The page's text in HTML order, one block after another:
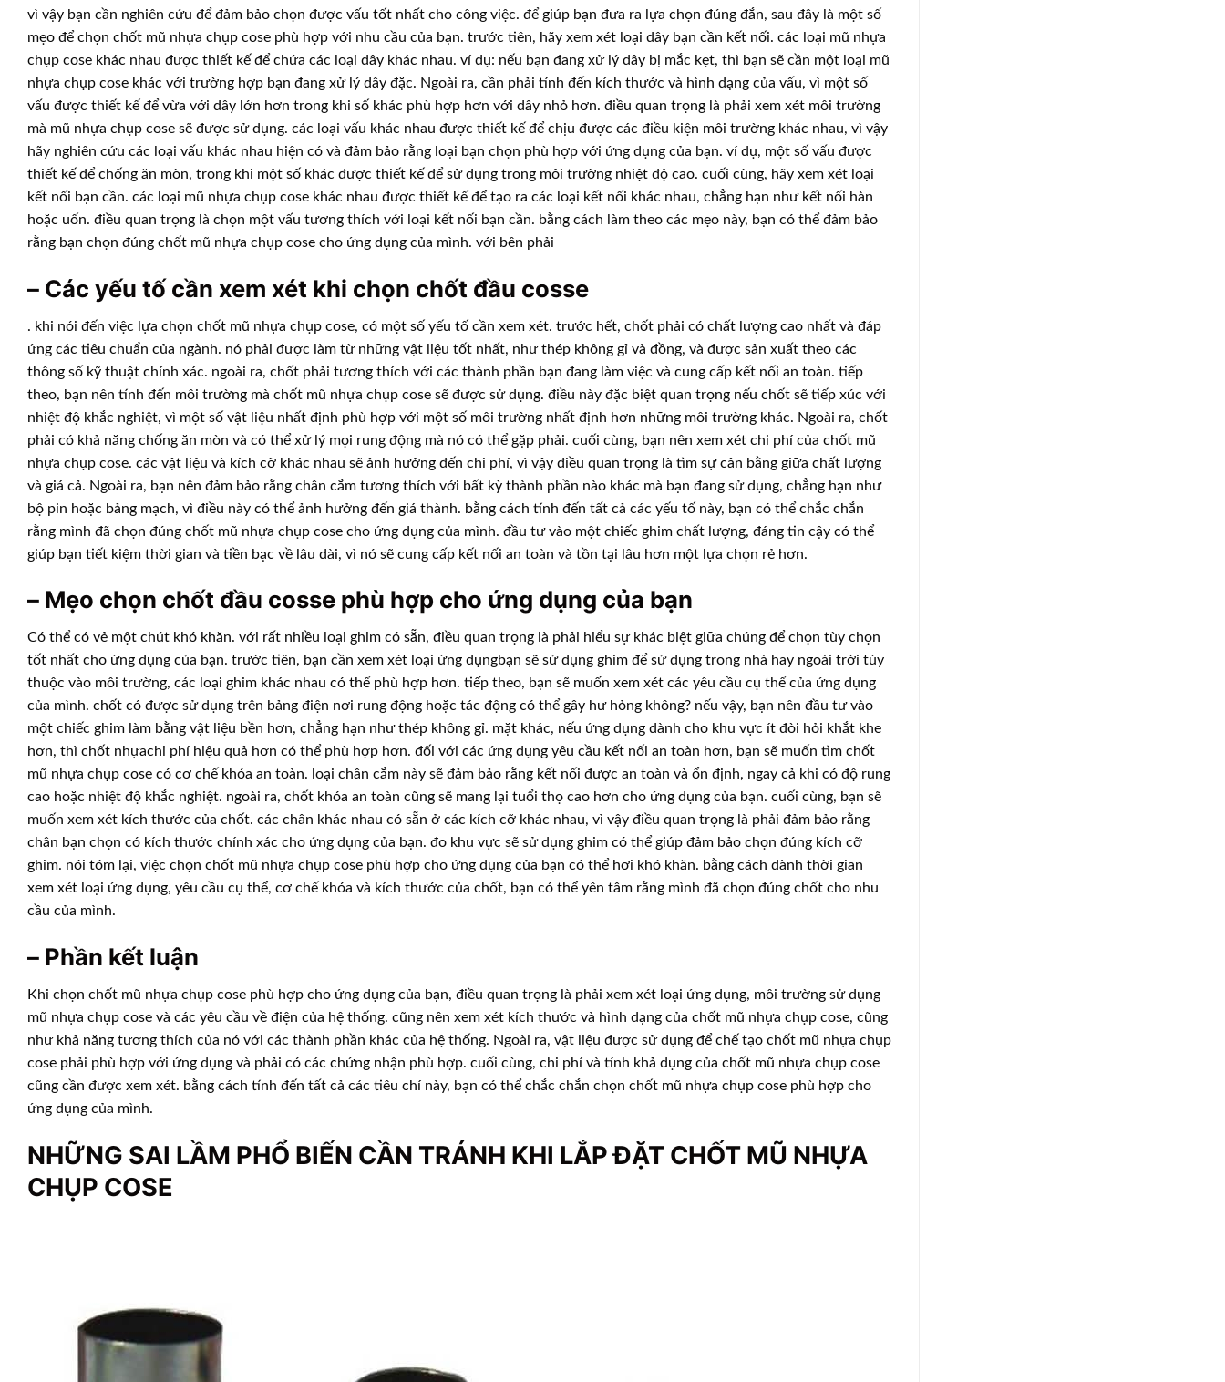
vì vậy bạn cần nghiên cứu để đảm bảo chọn được vấu tốt nhất cho công việc. để giúp bạn đưa ra lựa chọn đúng đắn, sau đây là một số
mẹo để chọn chốt mũ nhựa chụp cose phù hợp với nhu cầu của bạn. trước tiên, hãy xem xét loại dây bạn cần kết nối. các loại mũ nhựa
chụp cose khác nhau được thiết kế để chứa các loại dây khác nhau. ví dụ: nếu bạn đang xử lý dây bị mắc kẹt, thì bạn sẽ cần một loại mũ
nhựa chụp cose khác với trường hợp bạn đang xử lý dây đặc. Ngoài ra, cần phải tính đến kích thước và hình dạng của vấu, vì một số
vấu được thiết kế để vừa với dây lớn hơn trong khi số khác phù hợp hơn với dây nhỏ hơn. điều quan trọng là phải xem xét môi trường
mà mũ nhựa chụp cose sẽ được sử dụng. các loại vấu khác nhau được thiết kế để chịu được các điều kiện môi trường khác nhau, vì vậy
hãy nghiên cứu các loại vấu khác nhau hiện có và đảm bảo rằng loại bạn chọn phù hợp với ứng dụng của bạn. ví dụ, một số vấu được
thiết kế để chống ăn mòn, trong khi một số khác được thiết kế để sử dụng trong môi trường nhiệt độ cao. cuối cùng, hãy xem xét loại
kết nối bạn cần. các loại mũ nhựa chụp cose khác nhau được thiết kế để tạo ra các loại kết nối khác nhau, chẳng hạn như kết nối hàn
hoặc uốn. điều quan trọng là chọn một vấu tương thích với loại kết nối bạn cần. bằng cách làm theo các mẹo này, bạn có thể đảm bảo
rằng bạn chọn đúng chốt mũ nhựa chụp cose cho ứng dụng của mình. với bên phải
– Các yếu tố cần xem xét khi chọn chốt đầu cosse
. khi nói đến việc lựa chọn chốt mũ nhựa chụp cose, có một số yếu tố cần xem xét. trước hết, chốt phải có chất lượng cao nhất và đáp
ứng các tiêu chuẩn của ngành. nó phải được làm từ những vật liệu tốt nhất, như thép không gỉ và đồng, và được sản xuất theo các
thông số kỹ thuật chính xác. ngoài ra, chốt phải tương thích với các thành phần bạn đang làm việc và cung cấp kết nối an toàn. tiếp
theo, bạn nên tính đến môi trường mà chốt mũ nhựa chụp cose sẽ được sử dụng. điều này đặc biệt quan trọng nếu chốt sẽ tiếp xúc với
nhiệt độ khắc nghiệt, vì một số vật liệu nhất định phù hợp với một số môi trường nhất định hơn những môi trường khác. Ngoài ra, chốt
phải có khả năng chống ăn mòn và có thể xử lý mọi rung động mà nó có thể gặp phải. cuối cùng, bạn nên xem xét chi phí của chốt mũ
nhựa chụp cose. các vật liệu và kích cỡ khác nhau sẽ ảnh hưởng đến chi phí, vì vậy điều quan trọng là tìm sự cân bằng giữa chất lượng
và giá cả. Ngoài ra, bạn nên đảm bảo rằng chân cắm tương thích với bất kỳ thành phần nào khác mà bạn đang sử dụng, chẳng hạn như
bộ pin hoặc bảng mạch, vì điều này có thể ảnh hưởng đến giá thành. bằng cách tính đến tất cả các yếu tố này, bạn có thể chắc chắn
rằng mình đã chọn đúng chốt mũ nhựa chụp cose cho ứng dụng của mình. đầu tư vào một chiếc ghim chất lượng, đáng tin cậy có thể
giúp bạn tiết kiệm thời gian và tiền bạc về lâu dài, vì nó sẽ cung cấp kết nối an toàn và tồn tại lâu hơn một lựa chọn rẻ hơn.
– Mẹo chọn chốt đầu cosse phù hợp cho ứng dụng của bạn
Có thể có vẻ một chút khó khăn. với rất nhiều loại ghim có sẵn, điều quan trọng là phải hiểu sự khác biệt giữa chúng để chọn tùy chọn
tốt nhất cho ứng dụng của bạn. trước tiên, bạn cần xem xét loại ứng dụngbạn sẽ sử dụng ghim để sử dụng trong nhà hay ngoài trời tùy
thuộc vào môi trường, các loại ghim khác nhau có thể phù hợp hơn. tiếp theo, bạn sẽ muốn xem xét các yêu cầu cụ thể của ứng dụng
của mình. chốt có được sử dụng trên bảng điện nơi rung động hoặc tác động có thể gây hư hỏng không? nếu vậy, bạn nên đầu tư vào
một chiếc ghim làm bằng vật liệu bền hơn, chẳng hạn như thép không gỉ. mặt khác, nếu ứng dụng dành cho khu vực ít đòi hỏi khắt khe
hơn, thì chốt nhựachi phí hiệu quả hơn có thể phù hợp hơn. đối với các ứng dụng yêu cầu kết nối an toàn hơn, bạn sẽ muốn tìm chốt
mũ nhựa chụp cose có cơ chế khóa an toàn. loại chân cắm này sẽ đảm bảo rằng kết nối được an toàn và ổn định, ngay cả khi có độ rung
cao hoặc nhiệt độ khắc nghiệt. ngoài ra, chốt khóa an toàn cũng sẽ mang lại tuổi thọ cao hơn cho ứng dụng của bạn. cuối cùng, bạn sẽ
muốn xem xét kích thước của chốt. các chân khác nhau có sẵn ở các kích cỡ khác nhau, vì vậy điều quan trọng là phải đảm bảo rằng
chân bạn chọn có kích thước chính xác cho ứng dụng của bạn. đo khu vực sẽ sử dụng ghim có thể giúp đảm bảo chọn đúng kích cỡ
ghim. nói tóm lại, việc chọn chốt mũ nhựa chụp cose phù hợp cho ứng dụng của bạn có thể hơi khó khăn. bằng cách dành thời gian
xem xét loại ứng dụng, yêu cầu cụ thể, cơ chế khóa và kích thước của chốt, bạn có thể yên tâm rằng mình đã chọn đúng chốt cho nhu
cầu của mình.
– Phần kết luận
Khi chọn chốt mũ nhựa chụp cose phù hợp cho ứng dụng của bạn, điều quan trọng là phải xem xét loại ứng dụng, môi trường sử dụng
mũ nhựa chụp cose và các yêu cầu về điện của hệ thống. cũng nên xem xét kích thước và hình dạng của chốt mũ nhựa chụp cose, cũng
như khả năng tương thích của nó với các thành phần khác của hệ thống. Ngoài ra, vật liệu được sử dụng để chế tạo chốt mũ nhựa chụp
cose phải phù hợp với ứng dụng và phải có các chứng nhận phù hợp. cuối cùng, chi phí và tính khả dụng của chốt mũ nhựa chụp cose
cũng cần được xem xét. bằng cách tính đến tất cả các tiêu chí này, bạn có thể chắc chắn chọn chốt mũ nhựa chụp cose phù hợp cho
ứng dụng của mình.
NHỮNG SAI LẦM PHỔ BIẾN CẦN TRÁNH KHI LẮP ĐẶT CHỐT MŨ NHỰA
CHỤP COSE